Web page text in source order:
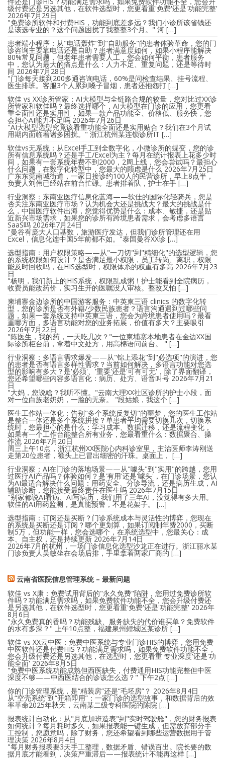
级付费还是另选其他，在软件选型时，您更看重'免费'还是'功能完整'
2026年7月29日
"免费诊所软件和付费HIS，功能到底差多远？我们小诊所该省钱还
是该选专业的？这个问题困扰了我整整3个月。" 河 […]
患者端小程序：从"电话轰炸"到"自助服务"的患者体验革命，您的门
诊咨询主要靠电话还是自助？患者满意度如何，如果小程序能解决
80%常见问题，但老年患者需要人工，您会如何平衡，患者服务
中，您认为最大的痛点是什么：人力不足、重复问题，还是等待时
间 2026年7月28日
"门诊每天接到200多通咨询电话，60%是问检查结果、挂号流程、
医生排班。客服3个人累到嗓子冒烟，患者还抱怨打 […]
软佳 vs XX诊所管家：AI大模型与全链路合规的较量，您对比过XX诊
所管家和软佳吗？最终选择哪个，AI大模型在门诊的应用，您更看
重全面性还是实用性，如果一款产品功能全、价格低、服务快，您
会担心AI能力不足吗 2026年7月26日
"AI大模型选型究竟该看重功能全面还是实用贴合？我们在3个月试
用期内面临着诸多困扰。" 浙江杭州某连锁诊所IT […]
软佳vs无系统：从Excel手工到全数字化，小微诊所的蝶变，您的诊
所有信息系统吗？还是手工/Excel为主？每月在统计报表上花多少时
间，如果有一套系统年费不到2000，2周上线，您会尝试吗？最担心
什么问题，在数字化转型中，您最大的顾虑是什么 2026年7月25日
广东东莞南城街道，一家日接诊约100人的民营诊所，早上8点半，
负责人刘伟已经站在前台忙碌。患者排着队，护士在手 […]
行业洞察：东南亚医疗信息化蓝海——软佳的国际化轻骑兵，您是
否关注东南亚医疗市场？认为机会大还是挑战大？最大的挑战是什
么，中国医疗软件出海，您觉得优势是什么：成本、敏捷，还是贴
近新兴市场需求，如果您的诊所有跨境患者需求，会考虑多语言
SaaS吗 2026年7月24日
"曼谷有庞大人口基数，旅游医疗发达，但我们诊所管理还在用
Excel，信息化连中国5年前都不如。"泰国曼谷XX诊 […]
选型指南：用户权限策略——从"一刀切"到"精细化"的选型逻辑，您
的系统权限如何设计？是否满足最小权限，员工转岗、离职，权限
能及时回收吗，在HIS选型时，权限体系的权重有多高 2026年7月23
日
"杨明，我们新上的HIS系统，权限乱成粥！护士能看到全院病历，
收费员能改药价，实习生开的医嘱没人审核。整改又怕 […]
柬埔寨金边诊所的中国游客服务：中英柬三语 clinics 的数字化转
型，您的诊所是否有外籍/少数民族患者？语言沟通遇到过哪些问
题，如果一套系统支持中英柬三语，您会为跨境患者使用吗？最看
重哪方面，多语言功能对您的业务拓展，价值有多大？主要吸引
2026年7月22日
"陈医生，我的药，一天吃几次？"一位柬埔寨本地患者在金边XX国
际诊所柜台前，拿着中文处方，用高棉语问前台。 " […]
行业洞察：多语言需求爆发——从"锦上添花"到"必选项"的演进，您
的患者是否有语言多样性需求？当前如何解决，多语言功能对您选
型的影响有多大？是'必须'、'重要'还是'可有可无'，除了界面翻译，
您还希望哪些内容多语言化：病历、处方、语音叫号 2026年7月21
日
"大妈，您说啥？我听不懂。"云南大理XX社区诊所的护士小段，面
对一位白族老奶奶，一脸的无奈。 "段姑娘，我这个 […]
医生工作站一体化：告别"多个系统反复切"的噩梦，您的医生工作站
是整合一体还是多个系统拼接？单患者平均需要切换几次，切换系
统时，您最担心的是什么：学习成本、数据迁移，还是流程变化，
如果有一个工作台能整合所有业务，您最看重什么：数据聚合、操
作流 2026年7月20日
周三上午10点，浙江杭州XX医院心内科诊室里，主治医师李涛刚送
走第20位患者，额头上已冒出细密的汗珠。桌面上， […]
行业洞察：AI在门诊的落地场景——从"噱头"到"实用"的跨越，您用
过医疗AI产品吗？体验如何？是'有用'还是'噱头'，在门诊场景，您认
为AI最适合解决什么问题：用药安全、分诊导流，还是病历生成，AI
辅助诊断，您能接受最终责任在医生吗 2026年7月15日
"别家都说AI看病、AI写病历，我们用了三年AI，没觉得有多大用。
软佳的AI用药监测，是真能预警，不是花架子。 […]
选型指南：订阅还是买断？门诊系统成本与灵活性的博弈，您现在
的系统是买断还是订阅？哪个更划算，如果订阅制年费2000，买断
制5万，但功能一样，您会选哪个，在系统选型中，您最关心：成
本、自主权，还是持续更新 2026年7月14日
2026年7月的杭州，一场门诊信息化选型沙龙正在进行。浙江丽水某
门诊负责人吴敏坐在会场后排，手里拿着两家厂商的 […]
云南省医院信息管理系统 – 最新问题
软佳 vs X康：免费试用背后的"永久免费"陷阱，您用过免费诊所软
件吗？功能满足需求吗，如果免费软件功能不全，您会升级付费还
是另选其他，在软件选型时，您更看重'免费'还是'功能完整' 2026年
8月6日
"永久免费真的香吗？功能残缺、服务缺失的代价谁买单？免费软件
的水有多深？" 上午10点整，福建泉州鲤城区某诊所 […]
软佳 vs XX云中医：免费中医系统与专业门诊HIS的博弈，您用免费
中医软件还是付费HIS？功能满足需求吗，如果免费软件功能不全，
您会升级付费还是另选其他，在选型时，您更看重'专业深度'还是'功
能全面' 2026年8月5日
"免费中医系统功能成熟但西医缺失，付费通用HIS功能完整但中医
深度不够——中西医结合的诊该怎么选？" 下午2点 […]
你的门诊管理系统，是“精装房”还是“毛坯房”？ 2026年8月4日
从“空壳系统”到“开箱即用”：一家门诊的选型故事，和数据背后的效
率革命2025年秋天，云南某二级专科医院的陈院 […]
报表统计自动化：从"月底加班造表"到"实时驾驶舱"，您的财务报表
如何统计？每月耗时多久，如果报表能一键生成，但需放弃部分手
工控制，您愿意吗，除了财务，您还希望看到哪些运营数据用于管
理决策 2026年8月4日
"每月财务报表要3天手工整理，数据矛盾、错误百出。院长要的数
据月底才能看到，决策严重滞后——报表统计不能再这样 […]